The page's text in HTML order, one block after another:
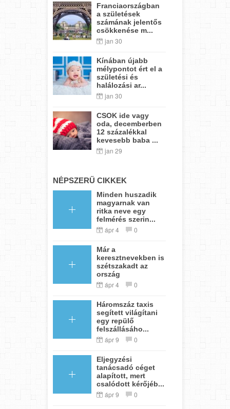
Franciaországban
a születések
számának jelentős
csökkenése m...
jan 30
Kínában újabb
mélypontot ért el a
születési és
halálozási ar...
jan 30
CSOK ide vagy
oda, decemberben
12 százalékkal
kevesebb baba ...
jan 29
NÉPSZERŰ CIKKEK
Minden huszadik
magyarnak van
ritka neve egy
felmérés szerin...
ápr 4 0
Már a
keresztnevekben is
szétszakadt az
ország
ápr 4 0
Háromszáz taxis
segített világítani
egy repülő
felszállásáho...
ápr 9 0
Eljegyzési
tanácsadó céget
alapított, mert
csalódott kérőjéb...
ápr 9 0